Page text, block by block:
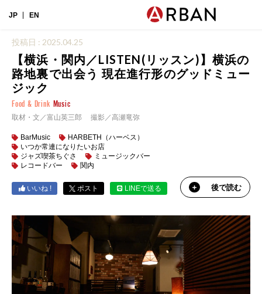
JP EN
投稿日 : 2025.04.25
【横浜・関内／LISTEN(リッスン)】横浜の
路地裏で出会う 現在進行形のグッドミュー
ジック
Food & Drink Music
取材・文／富山英三郎 撮影／高瀬竜弥
BarMusic
HARBETH（ハーベス）
いつか常連になりたいお店
ジャズ喫茶ちぐさ
ミュージックバー
レコードバー
関内
いいね ! ポスト LINEで送る 後で読む